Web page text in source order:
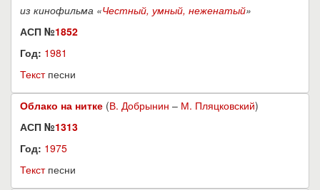
из кинофильма «Честный, умный, неженатый»
АСП №1852
Год: 1981
Текстпесни
Облако на нитке (В. Добрынин – М. Пляцковский)
АСП №1313
Год: 1975
Текстпесни